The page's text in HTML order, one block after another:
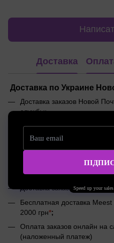
Доставка
Доставка по Украине
Доставка заказов Новой
службы;
Бесплатная доставка
от 2500 грн*;
Оплата заказов онлайн на
(наложенный платеж)
Доставка по Украине Meest
Доставка заказов Meest
Бесплатная доставка
2000 грн*;
Оплата заказов онлайн на
(наложенный платеж)